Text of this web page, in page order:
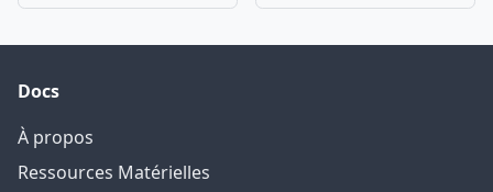
Docs
À propos
Ressources Matérielles